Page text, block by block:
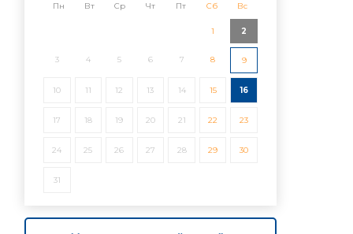
Пн Вт Ср Чт Пт Сб Вс
1 2
3 4 5 6 7 8 9
10 11 12 13 14 15 16
17 18 19 20 21 22 23
24 25 26 27 28 29 30
31